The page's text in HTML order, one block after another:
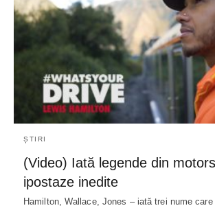
ȘTIRI
(Video) Iată legende din
ipostaze inedite
Hamilton, Wallace, Jones – iată trei nume